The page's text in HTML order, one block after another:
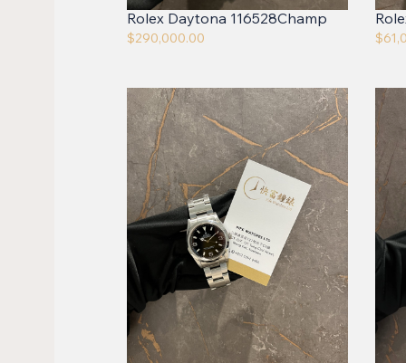
Rolex Daytona 116528Champ
$290,000.00 $